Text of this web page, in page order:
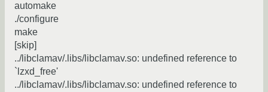
automake
./configure
make
[skip]
../libclamav/.libs/libclamav.so: undefined reference to
`lzxd_free'
../libclamav/.libs/libclamav.so: undefined reference to